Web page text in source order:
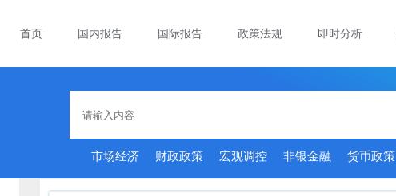
首页 国内报告 国际报告 政策法规 即时分析
市场经济 财政政策 宏观调控 非银金融 货币政策